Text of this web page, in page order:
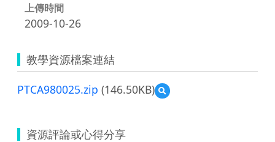
上傳時間
2009-10-26
教學資源檔案連結
PTCA980025.zip (146.50KB)
預
覽
資源評論或心得分享